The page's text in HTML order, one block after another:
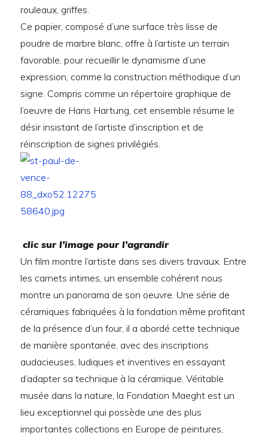
rouleaux, griffes.
Ce papier, composé d’une surface très lisse de
poudre de marbre blanc, offre à l’artiste un terrain
favorable, pour recueillir le dynamisme d’une
expression, comme la construction méthodique d’un
signe. Compris comme un répertoire graphique de
l’oeuvre de Hans Hartung, cet ensemble résume le
désir insistant de l’artiste d’inscription et de
réinscription de signes privilégiés.
clic sur l’image pour l’agrandir
Un film montre l’artiste dans ses divers travaux. Entre
les carnets intimes, un ensemble cohérent nous
montre un panorama de son oeuvre. Une série de
céramiques fabriquées à la fondation même profitant
de la présence d’un four, il a abordé cette technique
de manière spontanée, avec des inscriptions
audacieuses, ludiques et inventives en essayant
d’adapter sa technique à la céramique. Véritable
musée dans la nature, la Fondation Maeght est un
lieu exceptionnel qui possède une des plus
importantes collections en Europe de peintures,